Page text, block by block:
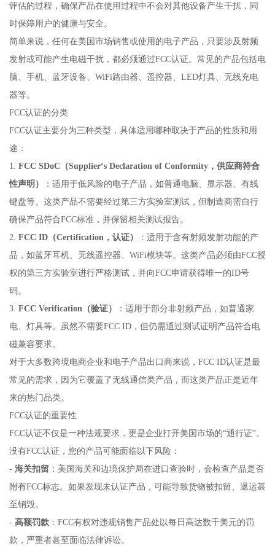
评估的过程，确保产品在使用过程中不会对其他设备产生干扰，同
时保障用户的健康与安全。
简单来说，任何在美国市场销售或使用的电子产品，只要涉及射频
发射或可能产生电磁干扰，都必须通过FCC认证。常见的产品包括电
脑、手机、蓝牙设备、WiFi路由器、遥控器、LED灯具、无线充电
器等。
FCC认证的分类
FCC认证主要分为三种类型，具体适用哪种取决于产品的性质和用
途：
1. FCC SDoC（Supplier‘s Declaration of Conformity，供应商符合
性声明）
：适用于低风险的电子产品，如普通电脑、显示器、有线
键盘等。这类产品不需要经过第三方实验室测试，但制造商需自行
确保产品符合FCC标准，并保留相关测试报告。
2. FCC ID（Certification，认证）
：适用于含有射频发射功能的产
品，如蓝牙耳机、无线遥控器、WiFi模块等。这类产品必须由FCC授
权的第三方实验室进行严格测试，并向FCC申请获得唯一的ID号
码。
3. FCC Verification（验证）
：适用于部分非射频产品，如普通家
电、灯具等。虽然不需要FCC ID，但仍需通过测试证明产品符合电
磁兼容要求。
对于大多数跨境电商企业和电子产品出口商来说，FCC ID认证是最
常见的需求，因为它覆盖了无线通信类产品，而这类产品正是近年
来的热门品类。
FCC认证的重要性
FCC认证不仅是一种法规要求，更是企业打开美国市场的“通行证”。
没有FCC认证，您的产品可能面临以下风险：
- 海关扣留 ：美国海关和边境保护局在进口查验时，会检查产品是否
附有FCC标志。如果发现未认证产品，可能导致货物被扣留、退运甚
至销毁。
- 高额罚款：FCC有权对违规销售产品处以每日高达数千美元的罚
款，严重者甚至面临法律诉讼。